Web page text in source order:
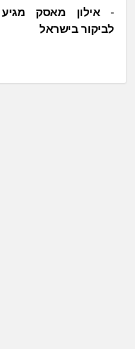
ע
ן נ
י
אילון מאסק מגיע
לביקור בישראל